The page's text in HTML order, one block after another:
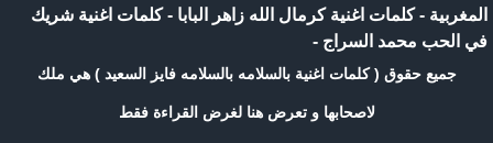
المغربية -كلمات اغنية كرمال الله زاهر البابا -كلمات اغنية شريك
في الحب محمد السراج -
جميع حقوق ( كلمات اغنية بالسلامه بالسلامه فايز السعيد ) هي ملك
لاصحابها و تعرض هنا لغرض القراءة فقط